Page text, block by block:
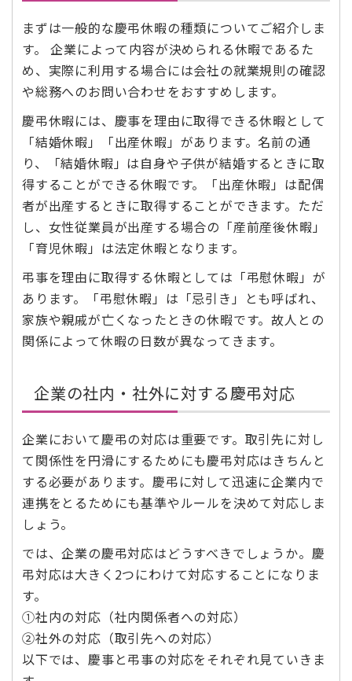
まずは一般的な慶弔休暇の種類についてご紹介しま
す。 企業によって内容が決められる休暇であるた
め、実際に利用する場合には会社の就業規則の確認
や総務へのお問い合わせをおすすめします。
慶弔休暇には、慶事を理由に取得できる休暇として
「結婚休暇」「出産休暇」があります。名前の通
り、「結婚休暇」は自身や子供が結婚するときに取
得することができる休暇です。「出産休暇」は配偶
者が出産するときに取得することができます。ただ
し、女性従業員が出産する場合の「産前産後休暇」
「育児休暇」は法定休暇となります。
弔事を理由に取得する休暇としては「弔慰休暇」が
あります。「弔慰休暇」は「忌引き」とも呼ばれ、
家族や親戚が亡くなったときの休暇です。故人との
関係によって休暇の日数が異なってきます。
企業の社内・社外に対する慶弔対応
企業において慶弔の対応は重要です。取引先に対し
て関係性を円滑にするためにも慶弔対応はきちんと
する必要があります。慶弔に対して迅速に企業内で
連携をとるためにも基準やルールを決めて対応しま
しょう。
では、企業の慶弔対応はどうすべきでしょうか。慶
弔対応は大きく2つにわけて対応することになりま
す。
①社内の対応（社内関係者への対応）
②社外の対応（取引先への対応）
以下では、慶事と弔事の対応をそれぞれ見ていきま